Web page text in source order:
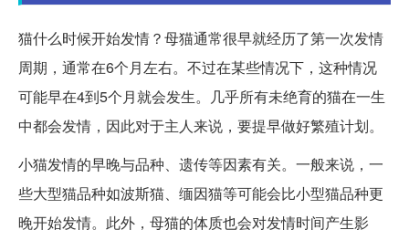
猫什么时候开始发情？母猫通常很早就经历了第一次发情
周期，通常在6个月左右。不过在某些情况下，这种情况
可能早在4到5个月就会发生。几乎所有未绝育的猫在一生
中都会发情，因此对于主人来说，要提早做好繁殖计划。
小猫发情的早晚与品种、遗传等因素有关。一般来说，一
些大型猫品种如波斯猫、缅因猫等可能会比小型猫品种更
晚开始发情。此外，母猫的体质也会对发情时间产生影